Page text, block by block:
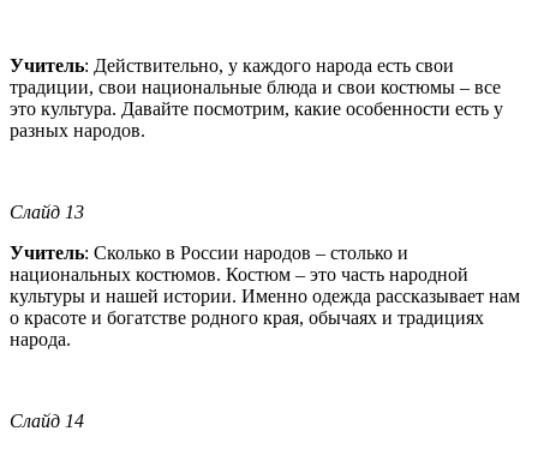
Учитель: Действительно, у каждого народа есть свои
традиции, свои национальные блюда и свои костюмы – все
это культура. Давайте посмотрим, какие особенности есть у
разных народов.
Слайд 13
Учитель: Сколько в России народов – столько и
национальных костюмов. Костюм – это часть народной
культуры и нашей истории. Именно одежда рассказывает нам
о красоте и богатстве родного края, обычаях и традициях
народа.
Слайд 14